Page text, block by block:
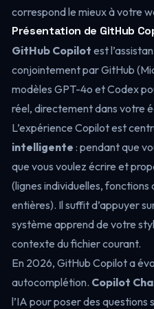
correspond le mieux à votre
Présentation de GitHub
GitHub Copilot est
conjointement par GitHub
modèles GPT-4o et Codex
réel, directement dans votre
L’expérience Copilot est
intelligente : pendant que
que vous voulez écrire et
(lignes individuelles,
entières). Il suffit d’appuyer
système apprend de votre
contexte du fichier courant.
En 2026, GitHub Copilot a
autocomplétion. Copilot
l’IA pour poser des